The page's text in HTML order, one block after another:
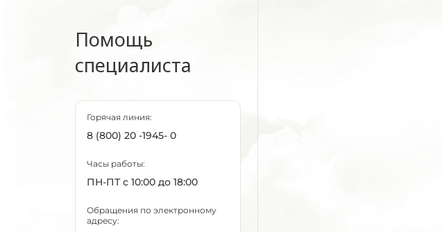
Помощь
специалиста
Горячая линия:
8 (800) 20 -1945- 0
Часы работы:
ПН-ПТ с 10:00 до 18:00
Обращения по электронному
адресу: